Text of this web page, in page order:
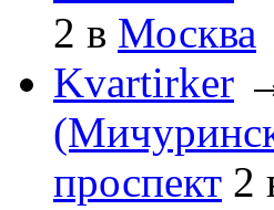
2 в Москва
Kvartirker
проспект 2